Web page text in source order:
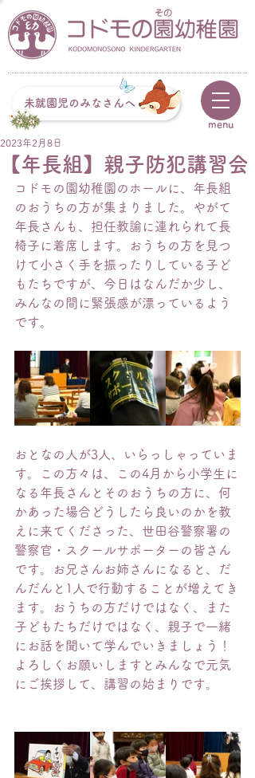
未就園児のみなさんへ
menu
【年長組】親子防犯講習会
2023年2月8日
コドモの園幼稚園のホールに、年長組
のおうちの方が集まりました。やがて
年長さんも、担任教諭に連れられて長
椅子に着席します。おうちの方を見つ
けて小さく手を振ったりしている子ど
もたちですが、今日はなんだか少し、
みんなの間に緊張感が漂っているよう
です。
おとなの人が3人、いらっしゃっていま
す。この方々は、この4月から小学生に
なる年長さんとそのおうちの方に、何
かあった場合どうしたら良いのかを教
えに来てくださった、世田谷警察署の
警察官・スクールサポーターの皆さん
です。お兄さんお姉さんになると、だ
んだんと1人で行動することが増えてき
ます。おうちの方だけではなく、また
子どもたちだけではなく、親子で一緒
にお話を聞いて学んでいきましょう！
よろしくお願いしますとみんなで元気
にご挨拶して、講習の始まりです。